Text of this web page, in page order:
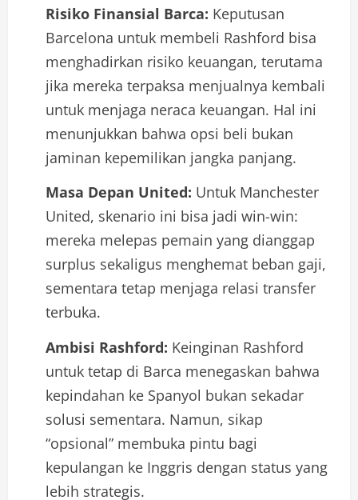
Risiko Finansial Barca: Keputusan
Barcelona untuk membeli Rashford bisa
menghadirkan risiko keuangan, terutama
jika mereka terpaksa menjualnya kembali
untuk menjaga neraca keuangan. Hal ini
menunjukkan bahwa opsi beli bukan
jaminan kepemilikan jangka panjang.
Masa Depan United: Untuk Manchester
United, skenario ini bisa jadi win-win:
mereka melepas pemain yang dianggap
surplus sekaligus menghemat beban gaji,
sementara tetap menjaga relasi transfer
terbuka.
Ambisi Rashford: Keinginan Rashford
untuk tetap di Barca menegaskan bahwa
kepindahan ke Spanyol bukan sekadar
solusi sementara. Namun, sikap
“opsional” membuka pintu bagi
kepulangan ke Inggris dengan status yang
lebih strategis.